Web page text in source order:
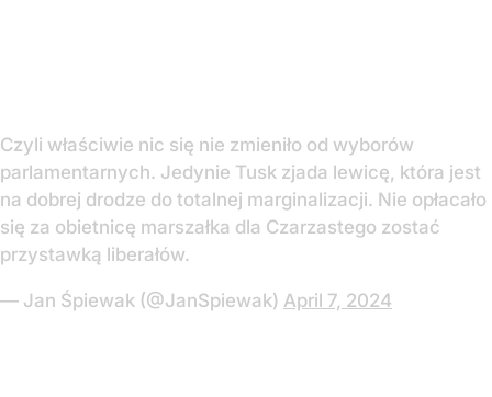
Czyli właściwie nic się nie zmieniło od wyborów
parlamentarnych. Jedynie Tusk zjada lewicę, która jest
na dobrej drodze do totalnej marginalizacji. Nie opłacało
się za obietnicę marszałka dla Czarzastego zostać
przystawką liberałów.
— Jan Śpiewak (@JanSpiewak) April 7, 2024